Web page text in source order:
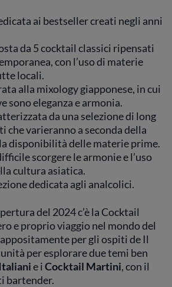
ai bestseller creati negli anni
da 5 cocktail classici ripensati
con l’uso di materie
locali.
alla mixology giapponese, in cui
sono eleganza e armonia.
da una selezione di long
che varieranno a seconda della
disponibilità delle materie prime.
scorgere le armonie e l’uso
cultura asiatica.
dedicata agli analcolici.
del 2024 c’è la Cocktail
e proprio viaggio nel mondo del
per gli ospiti de Il
per esplorare due temi ben
e iCocktail Martini, con il
bartender.